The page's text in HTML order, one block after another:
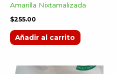
Amarilla Nixtamalizada
$255.00
Añadir al carrito